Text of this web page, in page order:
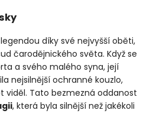
díky své nejvyšší oběti,
čarodějnického světa. Když se
a svého malého syna, její
nejsilnější ochranné kouzlo,
viděl. Tato bezmezná oddanost
, která byla silnější než jakékoli